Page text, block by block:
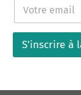
m
l
S'inscrire à